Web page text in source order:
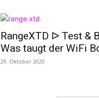
RangeXTD ᐅ Test &
Was taugt der WiFi
29. Oktober 2020